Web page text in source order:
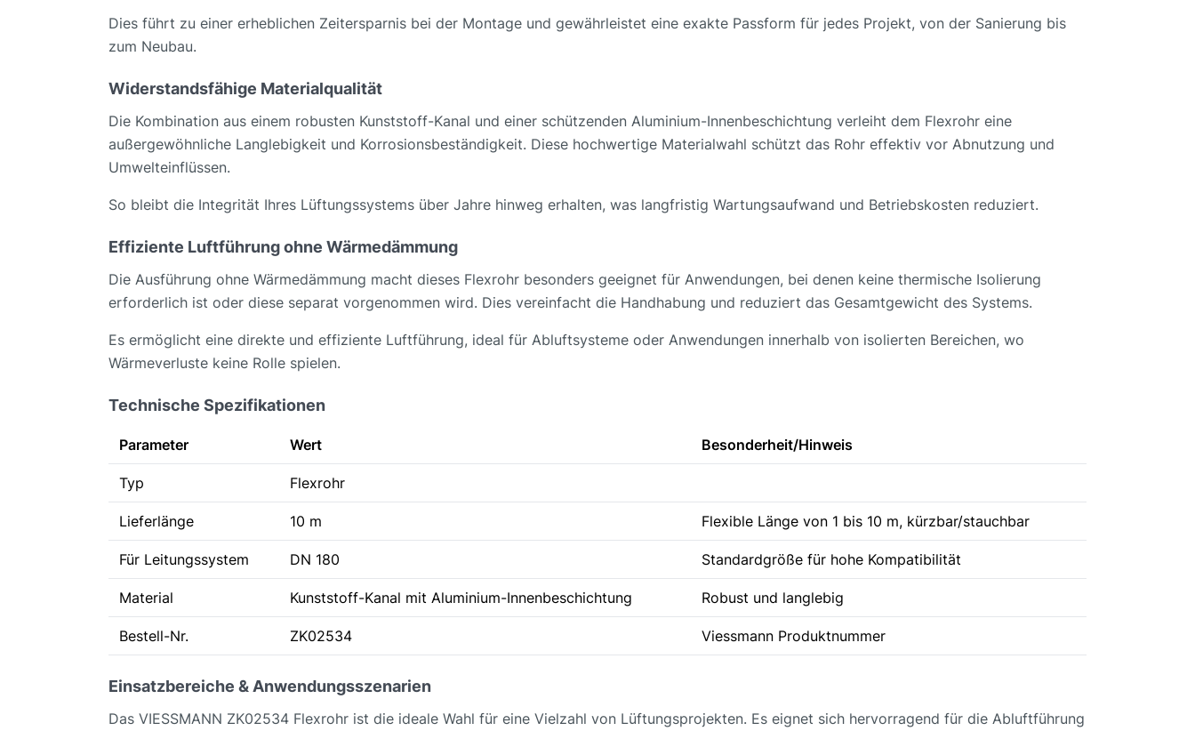
Dies führt zu einer erheblichen Zeitersparnis bei der Montage und gewährleistet eine exakte Passform für jedes Projekt, von der Sanierung bis
zum Neubau.
Widerstandsfähige Materialqualität
Die Kombination aus einem robusten Kunststoff-Kanal und einer schützenden Aluminium-Innenbeschichtung verleiht dem Flexrohr eine
außergewöhnliche Langlebigkeit und Korrosionsbeständigkeit. Diese hochwertige Materialwahl schützt das Rohr effektiv vor Abnutzung und
Umwelteinflüssen.
So bleibt die Integrität Ihres Lüftungssystems über Jahre hinweg erhalten, was langfristig Wartungsaufwand und Betriebskosten reduziert.
Effiziente Luftführung ohne Wärmedämmung
Die Ausführung ohne Wärmedämmung macht dieses Flexrohr besonders geeignet für Anwendungen, bei denen keine thermische Isolierung
erforderlich ist oder diese separat vorgenommen wird. Dies vereinfacht die Handhabung und reduziert das Gesamtgewicht des Systems.
Es ermöglicht eine direkte und effiziente Luftführung, ideal für Abluftsysteme oder Anwendungen innerhalb von isolierten Bereichen, wo
Wärmeverluste keine Rolle spielen.
Technische Spezifikationen
Parameter Wert Besonderheit/Hinweis
Typ Flexrohr
Lieferlänge 10 m Flexible Länge von 1 bis 10 m, kürzbar/stauchbar
Für Leitungssystem DN 180 Standardgröße für hohe Kompatibilität
Material Kunststoff-Kanal mit Aluminium-Innenbeschichtung Robust und langlebig
Bestell-Nr. ZK02534 Viessmann Produktnummer
Einsatzbereiche & Anwendungsszenarien
Das VIESSMANN ZK02534 Flexrohr ist die ideale Wahl für eine Vielzahl von Lüftungsprojekten. Es eignet sich hervorragend für die Abluftführung